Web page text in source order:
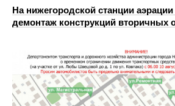
На нижегородской станции
демонтаж конструкций вторичных